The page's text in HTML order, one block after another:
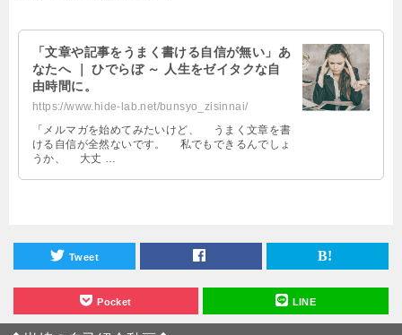
「文章や記事をうまく書ける自信が無い」あ
なたへ ｜ ひでらぼ ～ 人生をゼイタクな自
由時間に。
https://www.hide-lab.net/bunsyo_zisinnai/
「メルマガを始めてみたいけど、 うまく文章を書
ける自信が全然ないです。 私でもできるんでしょ
うか、 大丈 …
Tweet
Pocket LINE